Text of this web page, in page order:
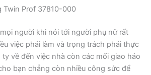
Twin Prof 37810-000
người khi nói tới người phụ nữ rất
việc phải làm và trọng trách phải thực
về đến việc nhà còn các mối giao hảo
bạn chẳng còn nhiều công sức để